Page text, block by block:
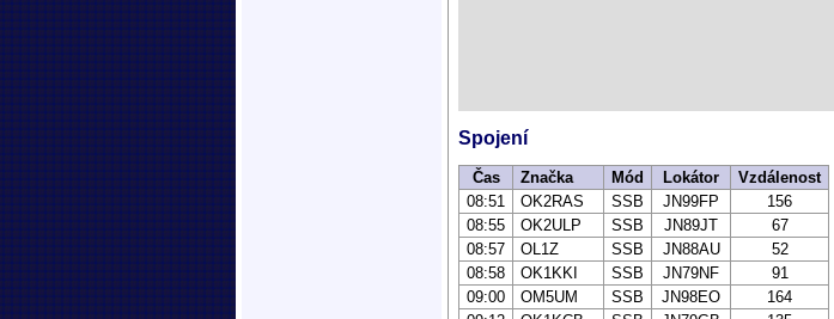
Spojení
Čas Značka Mód Lokátor
Vzdálenost
08:51
OK2RAS SSB JN99FP
156
08:55
OK2ULP SSB JN89JT
67
08:57
OL1Z SSB JN88AU
52
08:58
OK1KKI SSB JN79NF
91
09:00
OM5UM SSB JN98EO
164